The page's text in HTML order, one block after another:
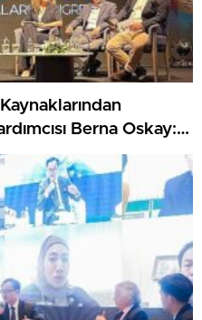
Berna Oskay:
turizmin geleceğine